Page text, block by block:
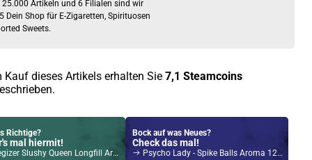
25.000 Artikeln und 6 Filialen sind wir
Dein Shop für E-Zigaretten, Spirituosen
Sweets.
Kauf dieses Artikels erhalten Sie 7,1 Steamcoins
Richtige?
mal hiermit!
Queen Longfill Aroma by PJ Empire MHD 30-04-2026
Bock auf was Neues?
Check das mal!
Psycho Lady - Spike Balls Aroma 12ml Short-Fill by Vape Chill Pill